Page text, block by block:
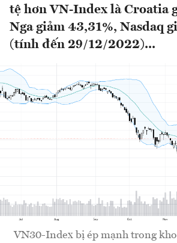
tệ hơn VN-Index là Croatia
Nga giảm 43,31%, Nasdaq
(tính đến 29/12/2022)...
VN30-Index bị ép mạnh trong